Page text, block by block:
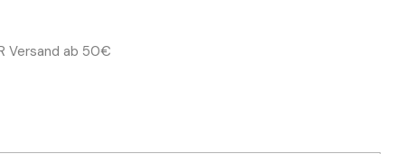
Versand ab 50€